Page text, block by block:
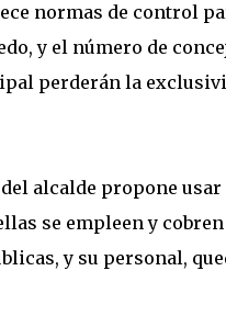
normas de control
y el número de
perderán la
alcalde propone usar
se empleen y
y su personal,